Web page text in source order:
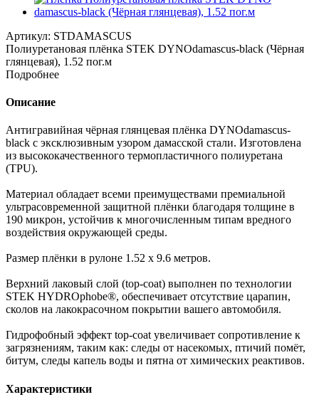
Артикул: STDAMASCUS
Полиуретановая плёнка STEK DYNOdamascus-black (Чёрная
глянцевая), 1.52 пог.м
Подробнее
Описание
Антигравийная чёрная глянцевая плёнка DYNOdamascus-
black с эксклюзивным узором дамасской стали. Изготовлена
из высококачественного термопластичного полиуретана
(TPU).
Материал обладает всеми преимуществами премиальной
ультрасовременной защитной плёнки благодаря толщине в
190 микрон, устойчив к многочисленным типам вредного
воздействия окружающей среды.
Размер плёнки в рулоне 1.52 х 9.6 метров.
Верхний лаковый слой (top-coat) выполнен по технологии
STEK HYDROphobe®, обеспечивает отсутствие царапин,
сколов на лакокрасочном покрытии вашего автомобиля.
Гидрофобный эффект top-coat увеличивает сопротивление к
загрязнениям, таким как: следы от насекомых, птичий помёт,
битум, следы капель воды и пятна от химических реактивов.
Характеристики